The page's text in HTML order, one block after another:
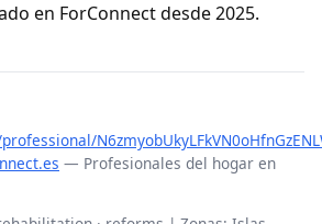
en ForConnect desde 2025.
— Profesionales del hogar en